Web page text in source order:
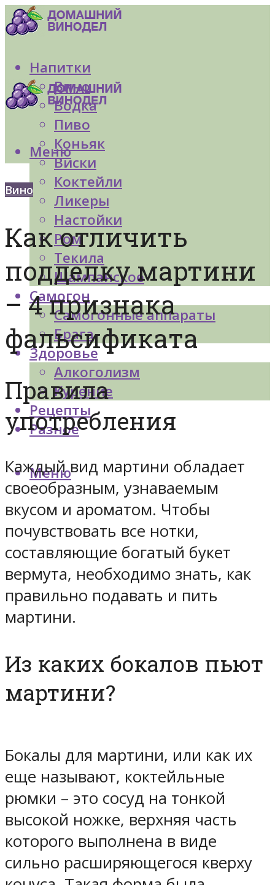
Напитки
Вино
Водка
Пиво
Коньяк
Виски
Коктейли
Ликеры
Настойки
Ром
Текила
Шампанское
Самогон
Самогонные аппараты
Брага
Здоровье
Алкоголизм
Курение
Рецепты
Разное
Меню
Меню
Вино
Как отличить
подделку мартини
– 4 признака
фальсификата
Правила
употребления
Каждый вид мартини обладает
своеобразным, узнаваемым
вкусом и ароматом. Чтобы
почувствовать все нотки,
составляющие богатый букет
вермута, необходимо знать, как
правильно подавать и пить
мартини.
Из каких бокалов пьют
мартини?
Бокалы для мартини, или как их
еще называют, коктейльные
рюмки – это сосуд на тонкой
высокой ножке, верхняя часть
которого выполнена в виде
сильно расширяющегося кверху